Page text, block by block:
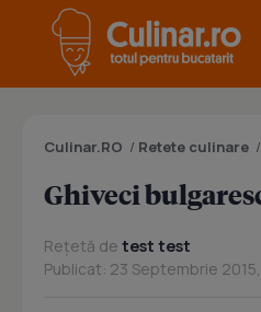
Culinar.RO / Retete culinare /
Ghiveci
Rețetă de test test
Publicat: 23 Septembrie